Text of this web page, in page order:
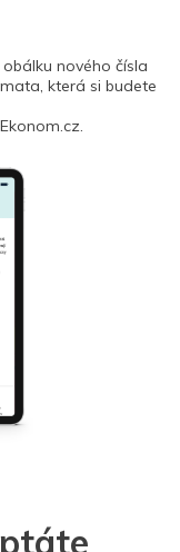
nového čísla
která si budete